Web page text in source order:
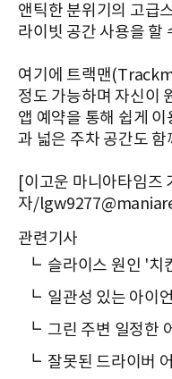
앤틱한 분위기의 고급
라이빗 공간 사용을 할
여기에 트랙맨
정도 가능하며 자신이
앱 예약을 통해 쉽게
과 넓은 주차 공간도 함
[이고운 마니아타임즈
자/
관련기사
┗
┗
┗
┗